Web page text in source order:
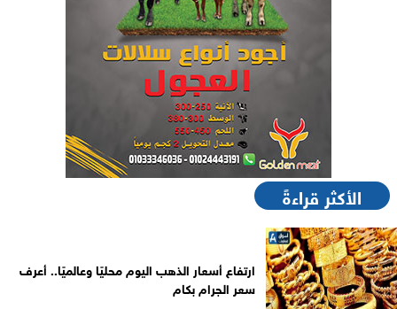
الأكثر قراءةً
ارتفاع أسعار الذهب اليوم محليًا وعالميًا.. أعرف
سعر الجرام بكام